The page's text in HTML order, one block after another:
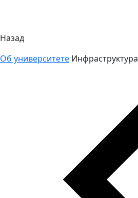
Назад
Об университете Инфраструктура